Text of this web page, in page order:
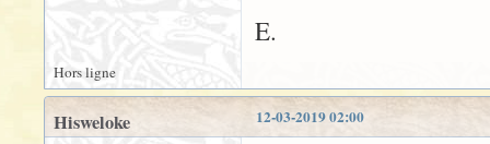
E.
Hors ligne
12-03-2019 02:00
Hisweloke